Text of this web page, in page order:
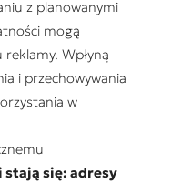
z planowanymi
mogą
Wpłyną
i przechowywania
w
stają się: adresy